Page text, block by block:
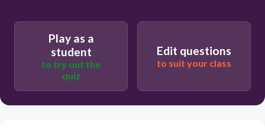
Play as a
student
to try out the
quiz
Edit questions
to suit your class